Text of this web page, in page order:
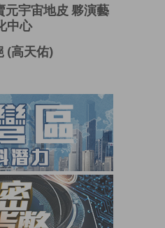
元宇宙地皮 夥演藝
中心
(高天佑)